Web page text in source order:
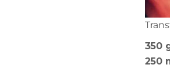
350
250